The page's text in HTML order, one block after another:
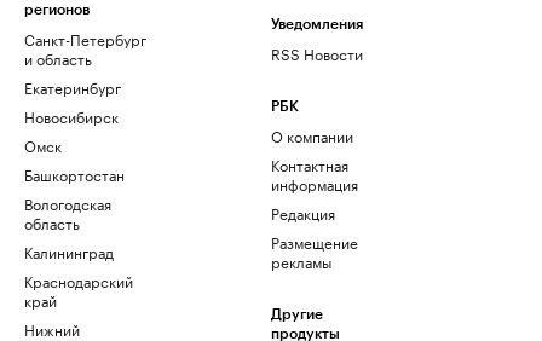
регионов
Санкт-Петербург
и область
Екатеринбург
Новосибирск
Омск
Башкортостан
Вологодская
область
Калининград
Краснодарский
край
Нижний
Уведомления
RSS Новости
РБК
О компании
Контактная
информация
Редакция
Размещение
рекламы
Другие
продукты